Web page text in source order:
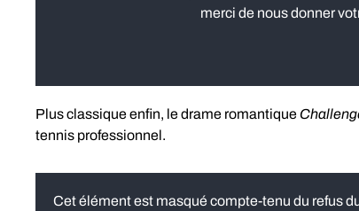
merci de nous donner
Plus classique enfin, le drame romantique
tennis professionnel.
Cet élément est masqué compte-tenu du refus